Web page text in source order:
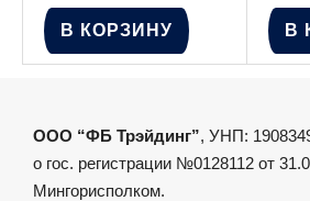
В КОРЗИНУ В
ООО “ФБ Трэйдинг”, УНП:
о гос. регистрации №0128112 от
Мингорисполком.